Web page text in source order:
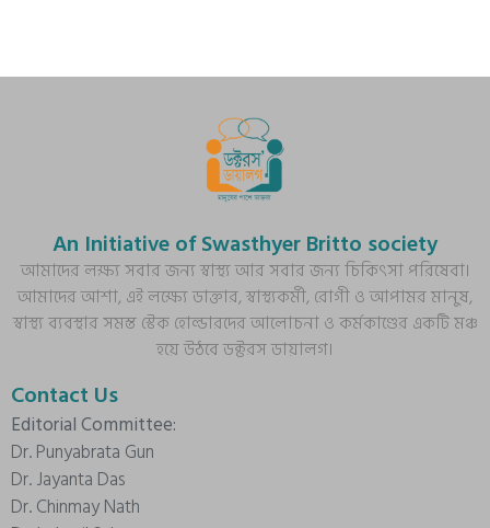
An Initiative of Swasthyer Britto society
আমাদের লক্ষ্য সবার জন্য স্বাস্থ্য আর সবার জন্য চিকিৎসা পরিষেবা।
আমাদের আশা, এই লক্ষ্যে ডাক্তার, স্বাস্থ্যকর্মী, রোগী ও আপামর মানুষ,
স্বাস্থ্য ব্যবস্থার সমস্ত স্টেক হোল্ডারদের আলোচনা ও কর্মকাণ্ডের একটি মঞ্চ
হয়ে উঠবে ডক্টরস ডায়ালগ।
Contact Us
Editorial Committee:
Dr. Punyabrata Gun
Dr. Jayanta Das
Dr. Chinmay Nath